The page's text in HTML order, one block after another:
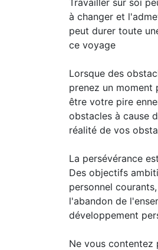
Travailler sur soi
à changer et
peut durer toute
ce voyage
Lorsque des
prenez un moment
être votre pire
obstacles à cause
réalité de vos
La persévérance
Des objectifs
personnel
l'abandon de
développement
Ne vous contentez